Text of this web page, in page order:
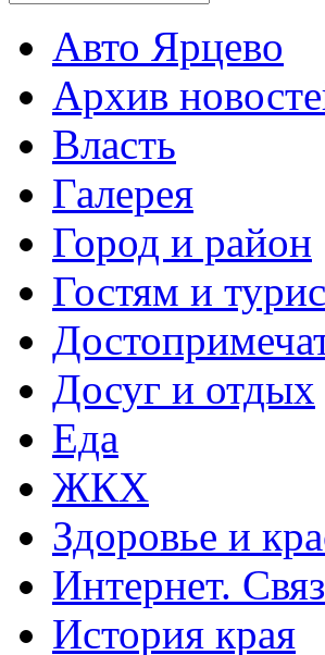
Авто Ярцево
Архив
Власть
Галерея
Город и район
Гостям и
Досуг и отдых
Еда
ЖКХ
Здоровье и
Интернет.
История края